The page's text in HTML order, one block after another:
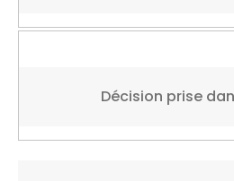
Décision prise